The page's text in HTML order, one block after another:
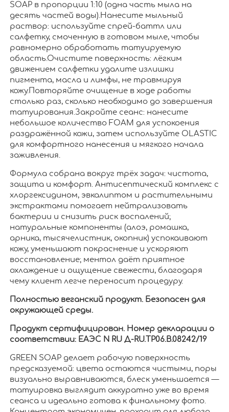
SOAP в пропорции 1:10 (одна часть мыла на
десять частей воды).Нанесите мыльный
раствор: используйте спрей-баттл или
салфетку, смоченную в готовом мыле, чтобы
равномерно обработать татуируемую
область.Очистите поверхность: лёгким
движением салфетки удалите излишки
пигмента, масла и лимфы, не травмируя
кожу.Повторяйте очищение в ходе работы
столько раз, сколько необходимо до завершения
татуирования.Закройте сеанс: нанесите
небольшое количество FOAM для успокоения
раздражённой кожи, затем используйте OLASTIC
для комфортного нанесения и мягкого начала
заживления.
Формула собрана вокруг трёх задач: чистота,
защита и комфорт. Антисептический комплекс с
хлоргексидином, эвкалиптом и растительными
экстрактами помогает нейтрализовать
бактерии и снизить риск воспалений;
натуральные компоненты (алоэ, ромашка,
арника, тысячелистник, окопник) успокаивают
кожу, уменьшают покраснение и ускоряют
восстановление; ментол даёт приятное
охлаждение и ощущение свежести, благодаря
чему клиент легче переносит процедуру.
Полностью веганский продукт. Безопасен для
окружающей среды.
Продукт сертифицирован. Номер декларации о
соответствии: ЕАЭС N RU Д-RU.ТР06.B.08242/19
GREEN SOAP делает рабочую поверхность
предсказуемой: цвета остаются чистыми, поры
визуально выравниваются, блеск уменьшается —
татуировка выглядит аккуратно уже во время
сеанса и идеально готова к финальному фото.